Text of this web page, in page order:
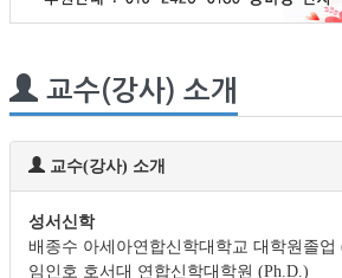
교수(강사) 소개
교수(강사) 소개
성서신학
배종수 아세아연합신학대학교 대학원졸업
임인호 호서대 연합신학대학원 (Ph.D.)